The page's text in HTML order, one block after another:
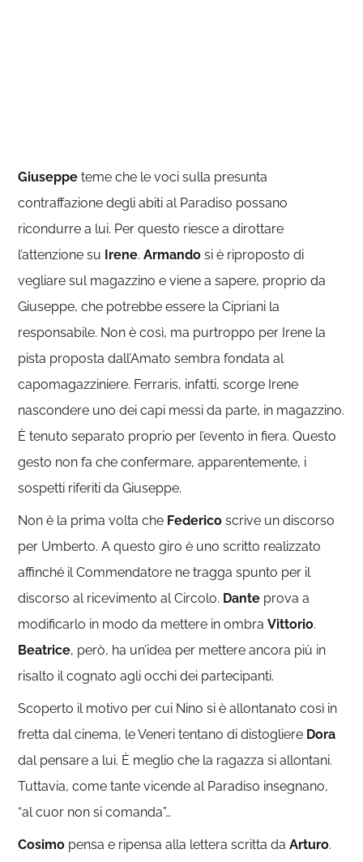
Giuseppe teme che le voci sulla presunta
contraffazione degli abiti al Paradiso possano
ricondurre a lui. Per questo riesce a dirottare
l’attenzione su Irene.Armando si è riproposto di
vegliare sul magazzino e viene a sapere, proprio da
Giuseppe, che potrebbe essere la Cipriani la
responsabile. Non è così, ma purtroppo per Irene la
pista proposta dall’Amato sembra fondata al
capomagazziniere. Ferraris, infatti, scorge Irene
nascondere uno dei capi messi da parte, in magazzino.
È tenuto separato proprio per l’evento in fiera. Questo
gesto non fa che confermare, apparentemente, i
sospetti riferiti da Giuseppe.
Non è la prima volta che Federico scrive un discorso
per Umberto. A questo giro è uno scritto realizzato
affinché il Commendatore ne tragga spunto per il
discorso al ricevimento al Circolo. Dante prova a
modificarlo in modo da mettere in ombraVittorio.
Beatrice, però, ha un’idea per mettere ancora più in
risalto il cognato agli occhi dei partecipanti.
Scoperto il motivo per cui Nino si è allontanato così in
fretta dal cinema, le Veneri tentano di distogliere Dora
dal pensare a lui. È meglio che la ragazza si allontani.
Tuttavia, come tante vicende al Paradiso insegnano,
“al cuor non si comanda”…
Cosimo pensa e ripensa alla lettera scritta daArturo.